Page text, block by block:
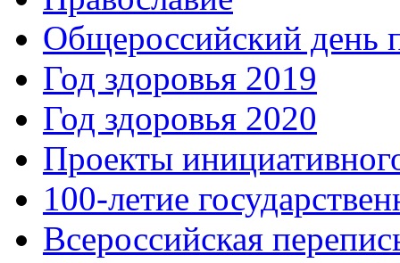
Общероссийский день
Год здоровья 2019
Год здоровья 2020
Проекты
100-летие
Всероссийская